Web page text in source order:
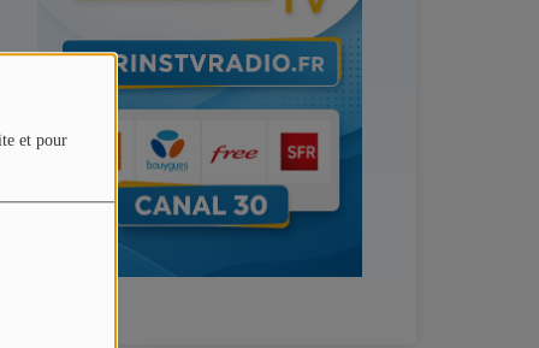
et pour